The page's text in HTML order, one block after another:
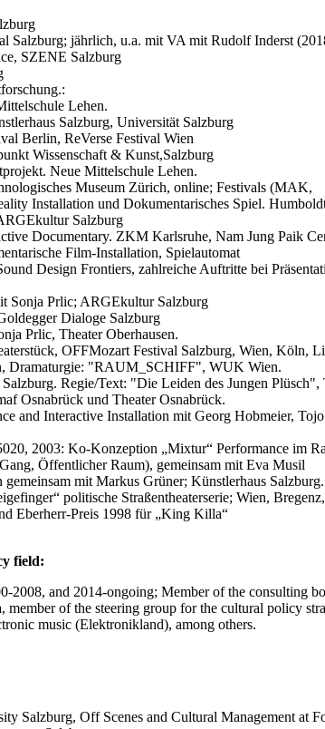
Salzburg; jährlich, u.a. mit VA mit Rudolf Inderst
SZENE Salzburg
Lehen.
Salzburg, Universität Salzburg
Berlin, ReVerse Festival Wien
Wissenschaft & Kunst,Salzburg
Neue Mittelschule Lehen.
Museum Zürich, online; Festivals (MAK,
Installation und Dokumentarisches Spiel.
Salzburg
Documentary. ZKM Karlsruhe, Nam Jung Paik
Film-Installation, Spielautomat
Design Frontiers, zahlreiche Auftritte bei
Sonja Prlic; ARGEkultur Salzburg
Dialoge Salzburg
Prlic, Theater Oberhausen.
OFFMozart Festival Salzburg, Wien, Köln,
Dramaturgie: "RAUM_SCHIFF", WUK Wien.
Regie/Text: "Die Leiden des Jungen
Osnabrück und Theater Osnabrück.
and Interactive Installation mit Georg Hobmeier,
2003: Ko-Konzeption „Mixtur“ Performance im
Öffentlicher Raum), gemeinsam mit Eva Musil
mit Markus Grüner; Künstlerhaus Salzburg.
politische Straßentheaterserie; Wien,
Eberherr-Preis 1998 für „King Killa“
field:
and 2014-ongoing; Member of the consulting
of the steering group for the cultural policy
music (Elektronikland), among others.
Salzburg, Off Scenes and Cultural Management at